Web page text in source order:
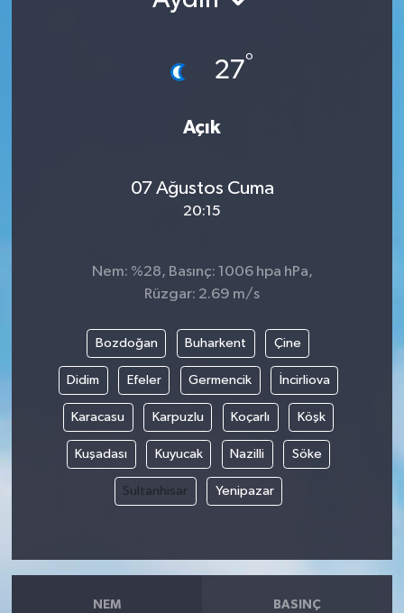
27°
Açık
07 Ağustos Cuma
20:15
Nem: %28, Basınç: 1006 hpa hPa,
Rüzgar: 2.69 m/s
Bozdoğan Buharkent Çine
Didim Efeler Germencik İncirliova
Karacasu Karpuzlu Koçarlı Köşk
Kuşadası Kuyucak Nazilli Söke
Sultanhisar Yenipazar
NEM BASINÇ
Sağlık
Son Dakika
Yaşam